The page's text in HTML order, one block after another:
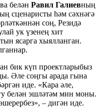
белән Равил Галиевның
сценаристы һәм сәхнәгә
соң, Резидә
ук үзенең хит
ясарга хыялланган.
бик күп проектларыбыз
Әле соңгы арада гына
иде. «Кара әле,
белән эшләтәм мин моны.
– дигән иде.